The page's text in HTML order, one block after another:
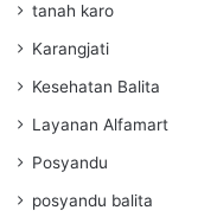
tanah karo
Karangjati
Kesehatan Balita
Layanan Alfamart
Posyandu
posyandu balita